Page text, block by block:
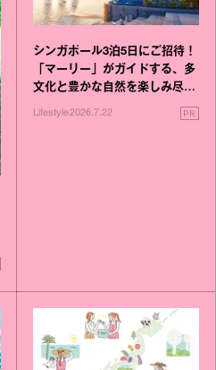
シンガポール3泊5日にご招待！
「マーリー」がガイドする、多
文化と豊かな自然を楽しみ尽く
Lifestyle2026.7.22 PR